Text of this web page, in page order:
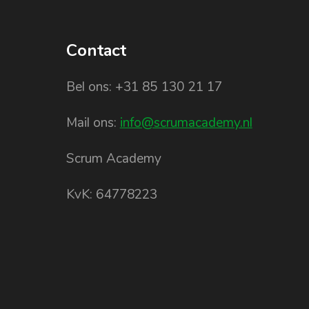
Contact
Bel ons: +31 85 130 21 17
Mail ons:info@scrumacademy.nl
Scrum Academy
KvK: 64778223